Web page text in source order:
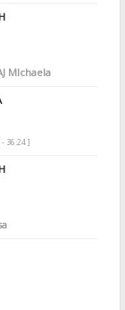
MIchaela
36:24 ]